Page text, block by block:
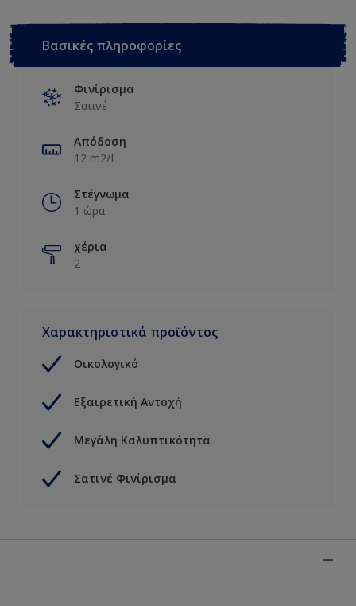
Βασικές πληροφορίες
Φινίρισμα
Σατινέ
Απόδοση
12 m2/L
Στέγνωμα
1 ώρα
χέρια
2
Χαρακτηριστικά προϊόντος
Οικολογικό
Εξαιρετική Αντοχή
Μεγάλη Καλυπτικότητα
Σατινέ Φινίρισμα